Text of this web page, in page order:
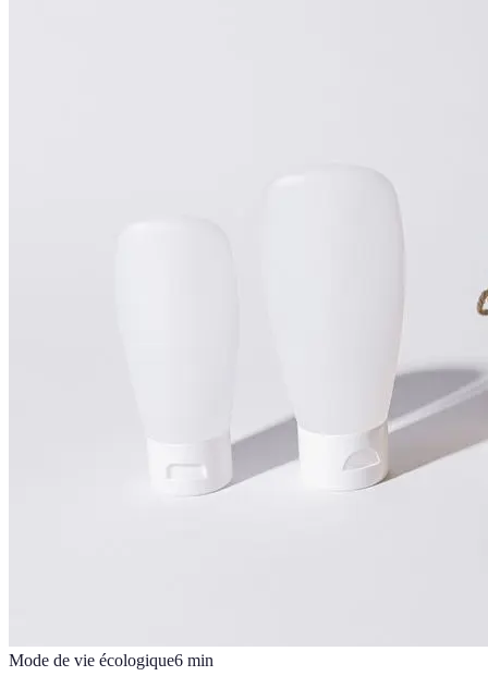
Mode de vie écologique6 min